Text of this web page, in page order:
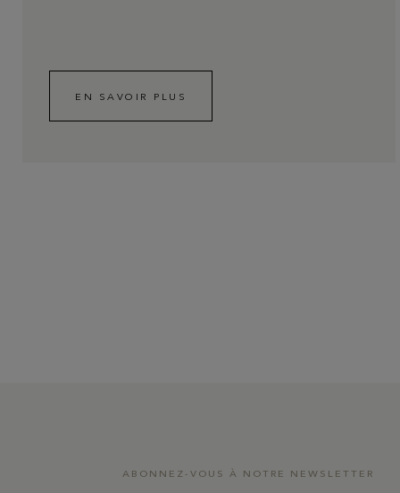
Championship
EN SAVOIR PLUS
ABONNEZ-VOUS À NOTRE NEWSLETTER